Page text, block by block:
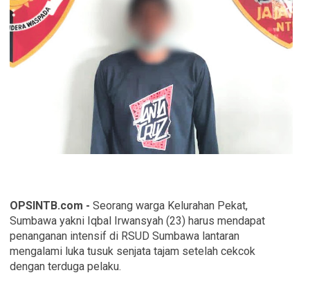
OPSINTB.com -Seorang warga Kelurahan Pekat,
Sumbawa yakni Iqbal Irwansyah (23) harus mendapat
penanganan intensif di RSUD Sumbawa lantaran
mengalami luka tusuk senjata tajam setelah cekcok
dengan terduga pelaku.